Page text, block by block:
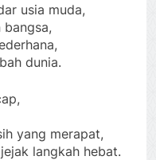
usia muda,
bangsa,
dunia.
yang merapat,
langkah hebat.